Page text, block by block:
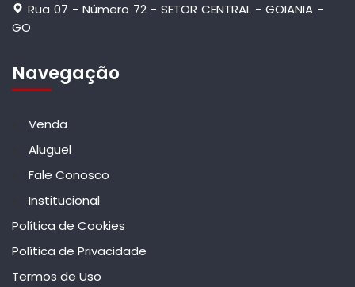
Rua 07 - Número 72 - SETOR CENTRAL - GOIANIA -
GO
Navegação
Venda
Aluguel
Fale Conosco
Institucional
Política de Cookies
Política de Privacidade
Termos de Uso